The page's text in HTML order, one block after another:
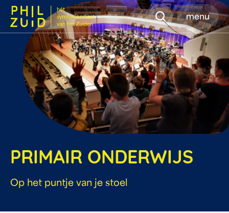
Zoeken
menu
PRIMAIR ONDERWIJS
Op het puntje van je stoel